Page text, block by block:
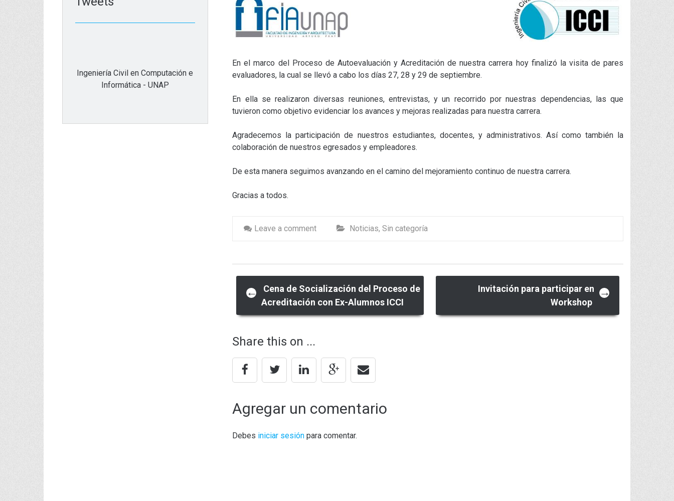
Ingeniería Civil en Computación e
Informática - UNAP
En el marco del Proceso de Autoevaluación y Acreditación de nuestra carrera hoy finalizó la visita de pares
evaluadores, la cual se llevó a cabo los días 27, 28 y 29 de septiembre.
En ella se realizaron diversas reuniones, entrevistas, y un recorrido por nuestras dependencias, las que
tuvieron como objetivo evidenciar los avances y mejoras realizadas para nuestra carrera.
Agradecemos la participación de nuestros estudiantes, docentes, y administrativos. Así como también la
colaboración de nuestros egresados y empleadores.
De esta manera seguimos avanzando en el camino del mejoramiento continuo de nuestra carrera.
Gracias a todos.
Leave a comment Noticias,Sin categoría
Post
←
Cena de Socialización del Proceso de
Acreditación con Ex-Alumnos ICCI
Invitación para participar en
Workshop
→
Share this on ...
Agregar un comentario
Debes iniciar sesión para comentar.